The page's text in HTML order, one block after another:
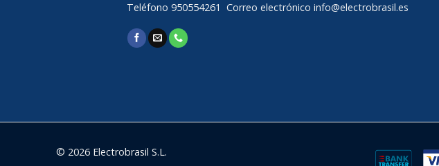
Teléfono 950554261 Correo electrónico info@electrobrasil.es
© 2026 Electrobrasil S.L.